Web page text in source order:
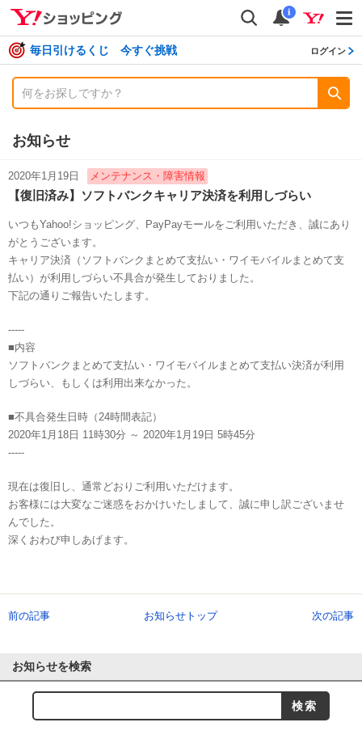
検索
通知
i
毎日引けるくじ 今すぐ挑戦 ログイン
お知らせ
2020年1月19日 メンテナンス・障害情報
【復旧済み】ソフトバンクキャリア決済を利用しづらい
いつもYahoo!ショッピング、PayPayモールをご利用いただき、誠にあり
がとうございます。
キャリア決済（ソフトバンクまとめて支払い・ワイモバイルまとめて支
払い）が利用しづらい不具合が発生しておりました。
下記の通りご報告いたします。
-----
■内容
ソフトバンクまとめて支払い・ワイモバイルまとめて支払い決済が利用
しづらい、もしくは利用出来なかった。
■不具合発生日時（24時間表記）
2020年1月18日 11時30分 ～ 2020年1月19日 5時45分
-----
現在は復旧し、通常どおりご利用いただけます。
お客様には大変なご迷惑をおかけいたしまして、誠に申し訳ございませ
んでした。
深くおわび申しあげます。
前の記事 お知らせトップ 次の記事
お知らせを検索